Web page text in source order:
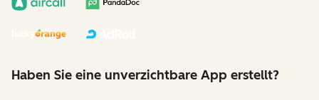
Haben Sie eine unverzichtbare App erstellt?